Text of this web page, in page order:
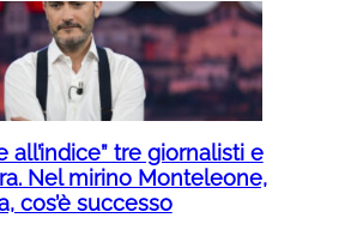
all’indice” tre giornalisti e
Nel mirino Monteleone,
cos’è successo